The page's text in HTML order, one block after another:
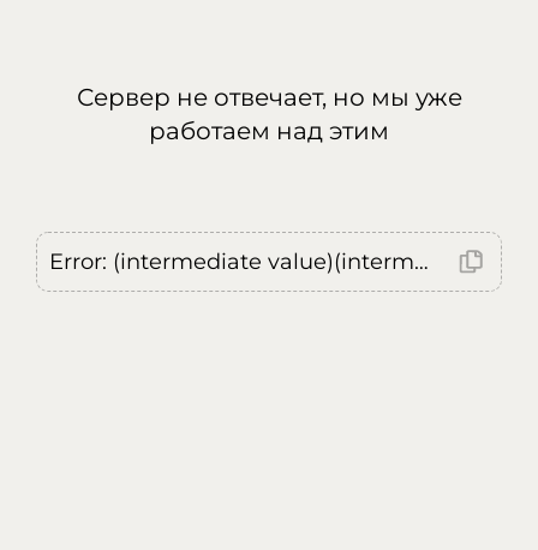
Сервер не отвечает, но мы уже
работаем над этим
Error: (intermediate value)(intermediate value)(intermediate value).replaceAll is not a function